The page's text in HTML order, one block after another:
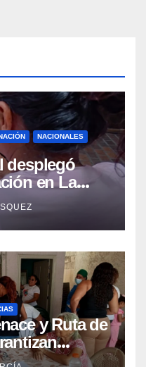
NACIONALES
desplegó
en La
protección
y Ruta de
en